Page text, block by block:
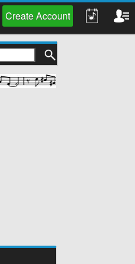
Create Account